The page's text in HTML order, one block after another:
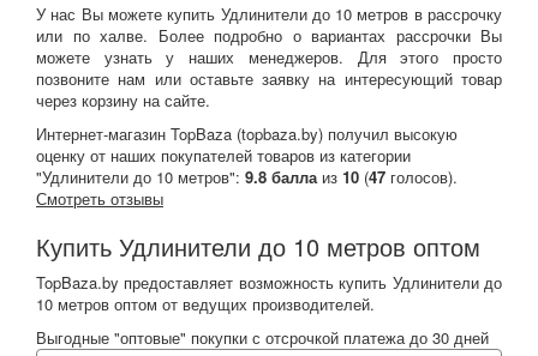
У нас Вы можете купить Удлинители до 10 метров в рассрочку
или по халве. Более подробно о вариантах рассрочки Вы
можете узнать у наших менеджеров. Для этого просто
позвоните нам или оставьте заявку на интересующий товар
через корзину на сайте.
Интернет-магазин TopBaza (topbaza.by) получил высокую
оценку от наших покупателей товаров из категории
"Удлинители до 10 метров": 9.8 баллаиз 10 (47 голосов).
Смотреть отзывы
Купить Удлинители до 10 метров оптом
TopBaza.by предоставляет возможность купить Удлинители до
10 метров оптом от ведущих производителей.
Выгодные "оптовые" покупки с отсрочкой платежа до 30 дней